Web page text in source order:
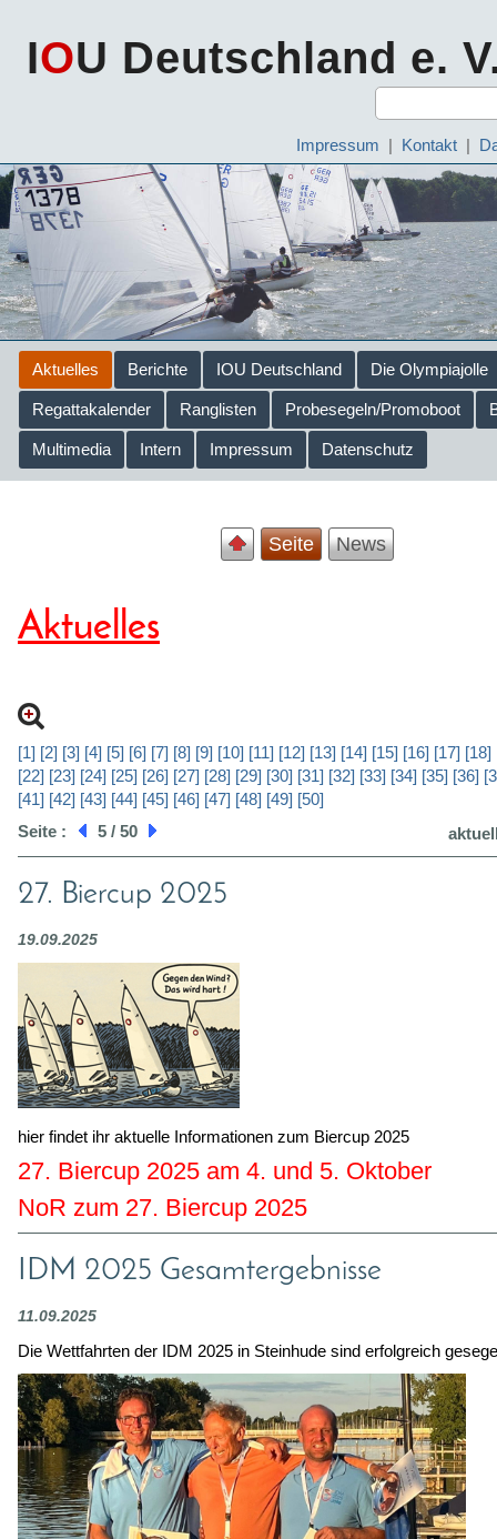
IOU Deutschland e.
Impressum | Kontakt |
Aktuelles Berichte IOU Deutschland Die Olympiajolle
Regattakalender Ranglisten Probesegeln/Promoboot
Multimedia Intern Impressum Datenschutz
Seite News
Aktuelles
[1] [2] [3] [4] [5] [6] [7] [8] [9] [10] [11] [12] [13] [14] [15] [16] [17] [18]
[22] [23] [24] [25] [26] [27] [28] [29] [30] [31] [32] [33] [34] [35] [36]
[41] [42] [43] [44] [45] [46] [47] [48] [49] [50]
Seite : 5 / 50
27. Biercup 2025
19.09.2025
hier findet ihr aktuelle Informationen zum Biercup 2025
27. Biercup 2025 am 4. und 5. Oktober
NoR zum 27. Biercup 2025
IDM 2025 Gesamtergebnisse
11.09.2025
Die Wettfahrten der IDM 2025 in Steinhude sind erfolgreich